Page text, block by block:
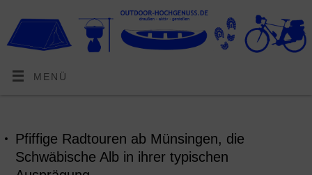
MENÜ
Pfiffige Radtouren ab Münsingen, die
Schwäbische Alb in ihrer typischen